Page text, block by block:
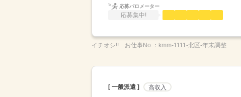
応募バロメーター
応募集中!
イチオシ!! お仕事No.： kmm-1111-北区-年末調整
[ 一般派遣 ] 高収入